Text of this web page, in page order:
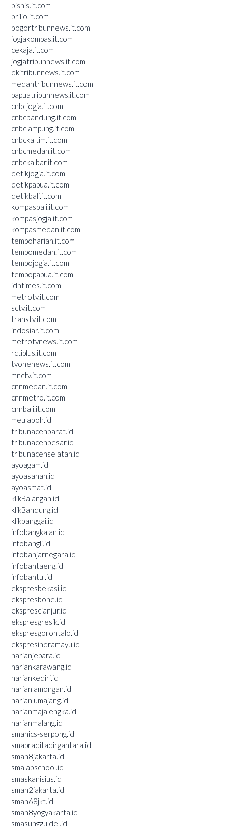
bisnis.it.com
brilio.it.com
bogortribunnews.it.com
jogjakompas.it.com
cekaja.it.com
jogjatribunnews.it.com
dkitribunnews.it.com
medantribunnews.it.com
papuatribunnews.it.com
cnbcjogja.it.com
cnbcbandung.it.com
cnbclampung.it.com
cnbckaltim.it.com
cnbcmedan.it.com
cnbckalbar.it.com
detikjogja.it.com
detikpapua.it.com
detikbali.it.com
kompasbali.it.com
kompasjogja.it.com
kompasmedan.it.com
tempoharian.it.com
tempomedan.it.com
tempojogja.it.com
tempopapua.it.com
idntimes.it.com
metrotv.it.com
sctv.it.com
transtv.it.com
indosiar.it.com
metrotvnews.it.com
rctiplus.it.com
tvonenews.it.com
mnctv.it.com
cnnmedan.it.com
cnnmetro.it.com
cnnbali.it.com
meulaboh.id
tribunacehbarat.id
tribunacehbesar.id
tribunacehselatan.id
ayoagam.id
ayoasahan.id
ayoasmat.id
klikBalangan.id
klikBandung.id
klikbanggai.id
infobangkalan.id
infobangli.id
infobanjarnegara.id
infobantaeng.id
infobantul.id
ekspresbekasi.id
ekspresbone.id
eksprescianjur.id
ekspresgresik.id
ekspresgorontalo.id
ekspresindramayu.id
harianjepara.id
hariankarawang.id
hariankediri.id
harianlamongan.id
harianlumajang.id
harianmajalengka.id
harianmalang.id
smanics-serpong.id
smapraditadirgantara.id
sman8jakarta.id
smalabschool.id
smaskanisius.id
sman2jakarta.id
sman68jkt.id
sman8yogyakarta.id
smasungguldel.id